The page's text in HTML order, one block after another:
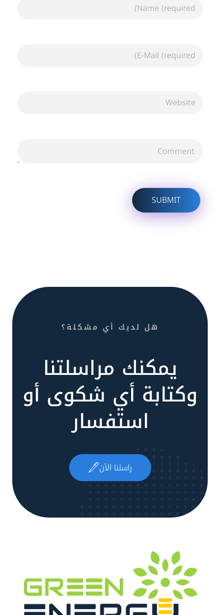
هل لديك أي مشكلة؟
يمكنك مراسلتنا
وكتابة أي شكوى أو
استفسار
راسلنا الآن